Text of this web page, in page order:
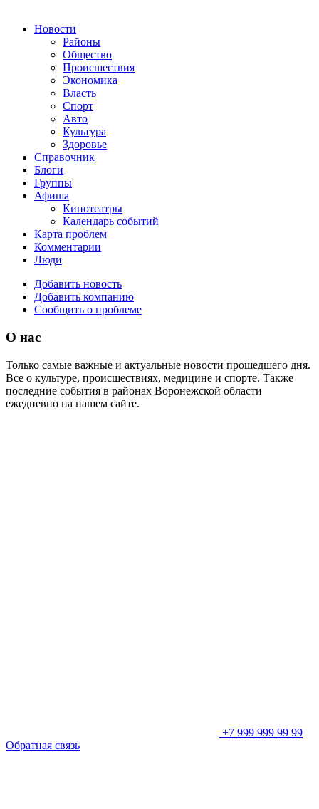
Новости
Районы
Общество
Происшествия
Экономика
Власть
Спорт
Авто
Культура
Здоровье
Справочник
Блоги
Группы
Афиша
Кинотеатры
Календарь событий
Карта проблем
Комментарии
Люди
Добавить новость
Добавить компанию
Сообщить о проблеме
О нас
Только самые важные и актуальные новости прошедшего дня.
Все о культуре, происшествиях, медицине и спорте. Также
последние события в районах Воронежской области
ежедневно на нашем сайте.
+7 999 999 99 99
Обратная связь